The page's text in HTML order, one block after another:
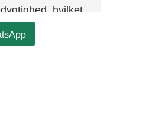
hvilket
skønhed.